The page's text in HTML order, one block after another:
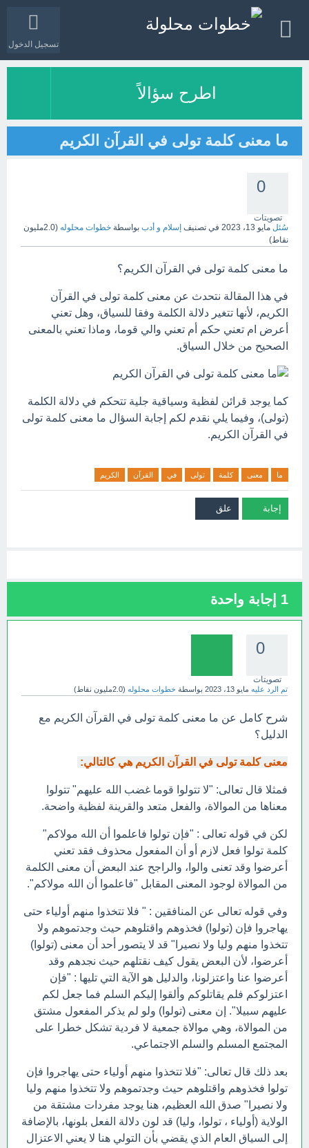
تسجيل الدخول
اطرح سؤالاً
ما معنى كلمة تولى في القرآن الكريم
0
تصويتات
سُئل مايو 13، 2023 في تصنيف إسلام و أدب بواسطة خطوات محلوله (2.0مليون
نقاط)
ما معنى كلمة تولى في القرآن الكريم؟
في هذا المقالة نتحدث عن معنى كلمة تولى في القرآن
الكريم، لأنها تتغير دلالة الكلمة وفقا للسياق، وهل تعني
أعرض ام تعني حكم أم تعني والي قوما، وماذا تعني بالمعنى
الصحيح من خلال السياق.
كما يوجد قرائن لفظية وسياقية جلية تتحكم في دلالة الكلمة
(تولى)، وفيما يلي نقدم لكم إجابة السؤال ما معنى كلمة تولى
في القرآن الكريم.
ما معنى كلمة تولى في القرآن الكريم
1 إجابة واحدة
0
تصويتات
تم الرد عليه مايو 13، 2023 بواسطة خطوات محلوله (2.0مليون نقاط)
شرح كامل عن ما معنى كلمة تولى في القرآن الكريم مع
الدليل؟
معنى كلمة تولى في القرآن الكريم هي كالتالي:
فمثلا قال تعالى: "لا تتولوا قوما غضب الله عليهم" تتولوا
معناها من الموالاة، والفعل متعد والقرينة لفظية واضحة.
لكن في قوله تعالى : "فإن تولوا فاعلموا أن الله مولاكم"
كلمة تولوا فعل لازم أو أن المفعول محذوف فقد تعني
أعرضوا وقد تعنى والوا، والراجح عند البعض أن معنى الكلمة
من الموالاة لوجود المعنى المقابل "فاعلموا أن الله مولاكم".
وفي قوله تعالى عن المنافقين : " فلا تتخذوا منهم أولياء حتى
يهاجروا فإن (تولوا) فخذوهم واقتلوهم حيث وجدتموهم ولا
تتخذوا منهم وليا ولا نصيرا" قد لا يتصور أحد أن معنى (تولوا)
أعرضوا، لأن البعض يقول كيف نقتلهم حيث نجدهم وقد
أعرضوا عنا واعتزلونا، والدليل هو الآية التي تليها : "فإن
اعتزلوكم فلم يقاتلوكم وألقوا إليكم السلم فما جعل لكم
عليهم سبيلا". إن معنى (تولوا) ولو لم يذكر المفعول مشتق
من الموالاة، وهي موالاة جمعية لا فردية تشكل خطرا على
المجتمع المسلم والسلم الاجتماعي.
بعد ذلك قال تعالى: "فلا تتخذوا منهم أولياء حتى يهاجروا فإن
تولوا فخذوهم واقتلوهم حيث وجدتموهم ولا تتخذوا منهم وليا
ولا نصيرا" صدق الله العظيم، هنا يوجد مفردات مشتقة من
الولاية (أولياء ، تولوا، وليا) قد لون دلالة الفعل بلونها، بالإضافة
إلى السياق العام الذي يقضي بأن التولي هنا لا يعني الاعتزال